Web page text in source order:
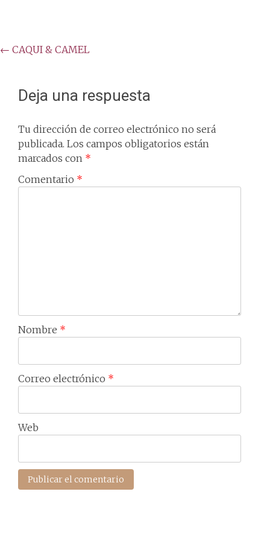
Post
← CAQUI & CAMEL
Deja una respuesta
Tu dirección de correo electrónico no será
publicada. Los campos obligatorios están
marcados con *
Comentario *
Nombre *
Correo electrónico *
Web